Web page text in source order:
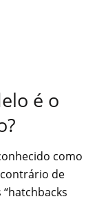
é o
como
de